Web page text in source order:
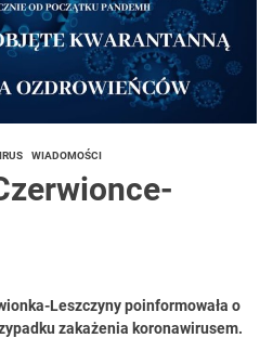
WIADOMOŚCI
Leszczyny poinformowała o
zakażenia koronawirusem.